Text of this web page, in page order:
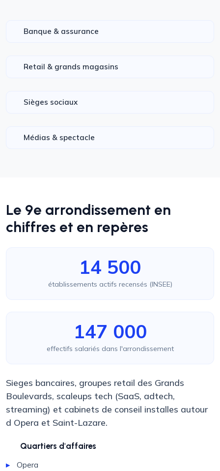
Banque & assurance
Retail & grands magasins
Sièges sociaux
Médias & spectacle
Le 9e arrondissement en
chiffres et en repères
14 500
établissements actifs recensés (INSEE)
147 000
effectifs salariés dans l'arrondissement
Sieges bancaires, groupes retail des Grands
Boulevards, scaleups tech (SaaS, adtech,
streaming) et cabinets de conseil installes autour
d Opera et Saint-Lazare.
Quartiers d'affaires
Opera